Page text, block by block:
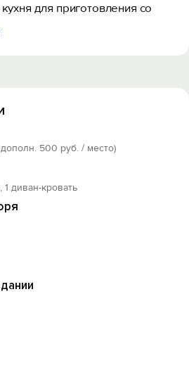
для приготовления со
смотровая крыша со
500 руб. / место)
1 диван-кровать